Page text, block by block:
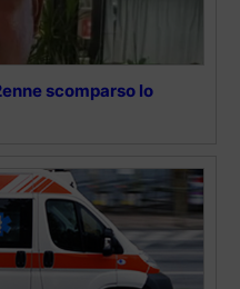
scomparso lo